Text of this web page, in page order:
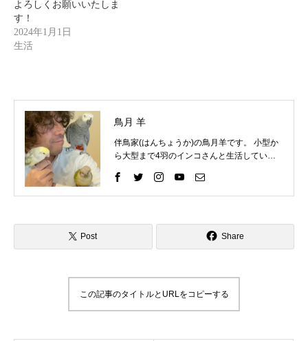
よろしくお願いいたしま
す！
2024年1月1日
生活
鳥月 羊
伴鳥家(はんちょうか)の鳥月羊です。 小型か
ら大型まで4羽のインコさんと生活していま
困りごとを経験してきました。 そしてそれを
いろいろな方法で解決して、今ではインコさ
インコライフをさらに楽しいものにしたい。
インコさんと「生涯の相棒」と呼べるような
に、生きていく」 生涯の相棒インコと寄り添
える生活を愛鳥家さんと一緒にデザインして
Post Share
この記事のタイトルとURLをコピーする